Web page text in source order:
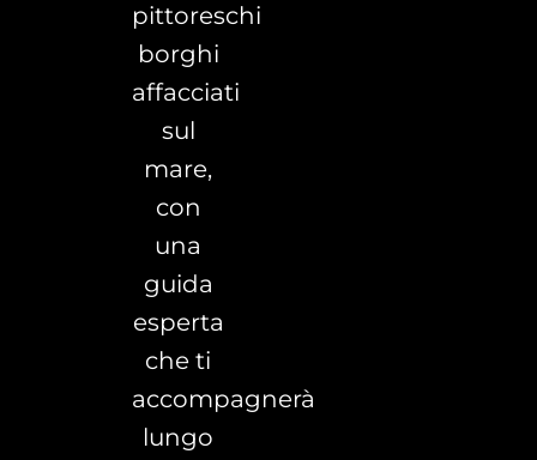
pittoreschi
borghi
affacciati
sul
mare,
con
una
guida
esperta
che ti
accompagnerà
lungo